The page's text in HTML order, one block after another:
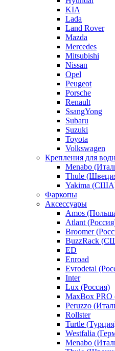
KIA
Lada
Land Rover
Mazda
Mercedes
Mitsubishi
Nissan
Opel
Peugeot
Porsche
Renault
SsangYong
Subaru
Suzuki
Toyota
Volkswagen
Крепления для
Menabo
Thule
Yakima
Фаркопы
Аксессуары
Amos
Atlant
Broomer
BuzzRack
ED
Enroad
Evrodetal
Inter
Lux (Россия)
MaxBox PRO
Peruzzo
Rollster
Turtle
Westfalia
Menabo